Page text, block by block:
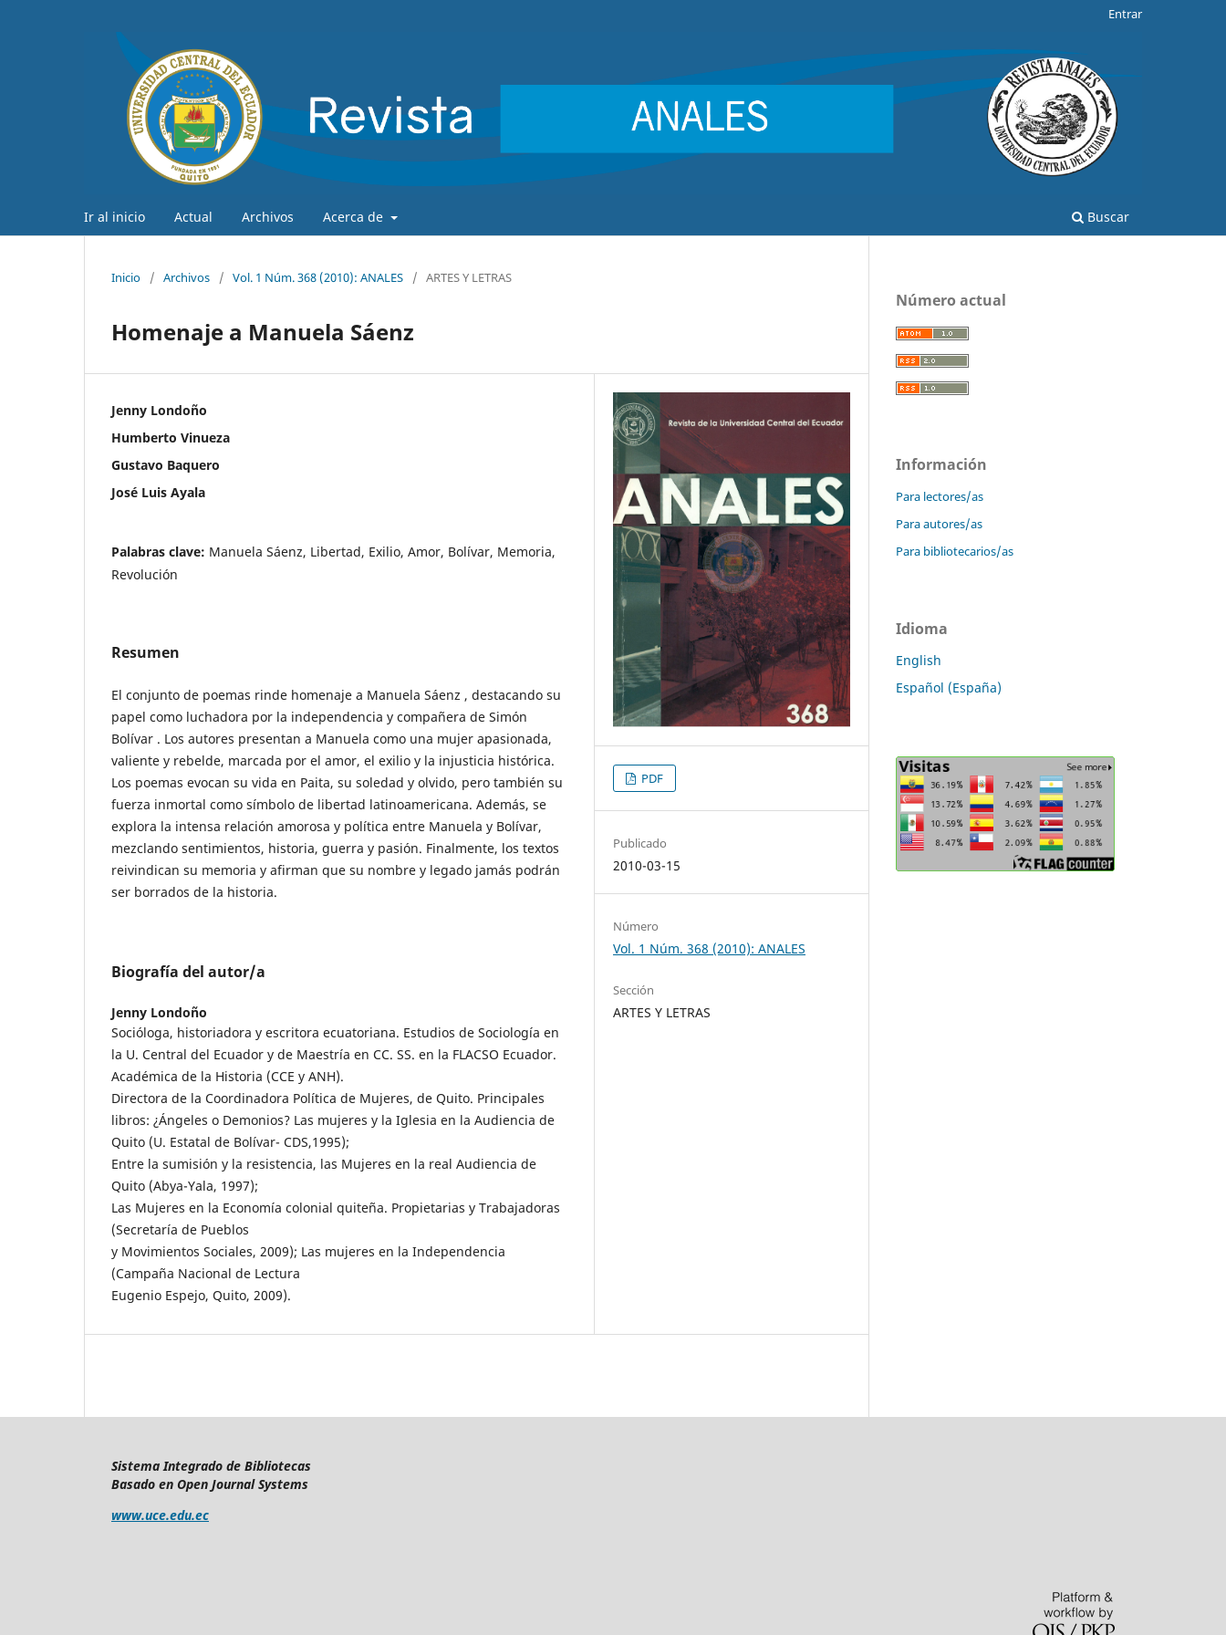
Ir al inicio Actual Archivos Acerca de Buscar
Entrar
Inicio / Archivos / Vol. 1 Núm. 368 (2010): ANALES / ARTES Y LETRAS
Homenaje a Manuela Sáenz
Jenny Londoño
Humberto Vinueza
Gustavo Baquero
José Luis Ayala
Palabras clave: Manuela Sáenz, Libertad, Exilio, Amor, Bolívar, Memoria,
Revolución
Resumen
El conjunto de poemas rinde homenaje a Manuela Sáenz , destacando su
papel como luchadora por la independencia y compañera de Simón
Bolívar . Los autores presentan a Manuela como una mujer apasionada,
valiente y rebelde, marcada por el amor, el exilio y la injusticia histórica.
Los poemas evocan su vida en Paita, su soledad y olvido, pero también su
fuerza inmortal como símbolo de libertad latinoamericana. Además, se
explora la intensa relación amorosa y política entre Manuela y Bolívar,
mezclando sentimientos, historia, guerra y pasión. Finalmente, los textos
reivindican su memoria y afirman que su nombre y legado jamás podrán
ser borrados de la historia.
Biografía del autor/a
Jenny Londoño
Socióloga, historiadora y escritora ecuatoriana. Estudios de Sociología en
la U. Central del Ecuador y de Maestría en CC. SS. en la FLACSO Ecuador.
Académica de la Historia (CCE y ANH).
Directora de la Coordinadora Política de Mujeres, de Quito. Principales
libros: ¿Ángeles o Demonios? Las mujeres y la Iglesia en la Audiencia de
Quito (U. Estatal de Bolívar- CDS,1995);
Entre la sumisión y la resistencia, las Mujeres en la real Audiencia de
Quito (Abya-Yala, 1997);
Las Mujeres en la Economía colonial quiteña. Propietarias y Trabajadoras
(Secretaría de Pueblos
y Movimientos Sociales, 2009); Las mujeres en la Independencia
(Campaña Nacional de Lectura
Eugenio Espejo, Quito, 2009).
PDF
Publicado
2010-03-15
Número
Vol. 1 Núm. 368 (2010): ANALES
Sección
ARTES Y LETRAS
Número actual
Información
Para lectores/as
Para autores/as
Para bibliotecarios/as
Idioma
English
Español (España)
Sistema Integrado de Bibliotecas
Basado en Open Journal Systems
www.uce.edu.ec